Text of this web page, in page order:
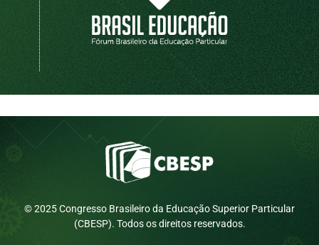
© 2025 Congresso Brasileiro da Educação Superior Particular
(CBESP). Todos os direitos reservados.